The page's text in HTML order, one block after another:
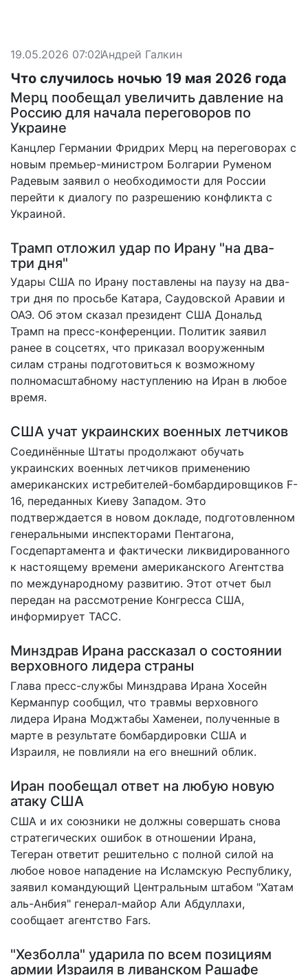
19.05.2026 07:02Андрей Галкин
Что случилось ночью 19 мая 2026 года
Мерц пообещал увеличить давление на
Россию для начала переговоров по
Украине
Канцлер Германии Фридрих Мерц на переговорах с
новым премьер-министром Болгарии Руменом
Радевым заявил о необходимости для России
перейти к диалогу по разрешению конфликта с
Украиной.
Трамп отложил удар по Ирану "на два-
три дня"
Удары США по Ирану поставлены на паузу на два-
три дня по просьбе Катара, Саудовской Аравии и
ОАЭ. Об этом сказал президент США Дональд
Трамп на пресс-конференции. Политик заявил
ранее в соцсетях, что приказал вооруженным
силам страны подготовиться к возможному
полномасштабному наступлению на Иран в любое
время.
США учат украинских военных летчиков
Соединённые Штаты продолжают обучать
украинских военных летчиков применению
американских истребителей-бомбардировщиков F-
16, переданных Киеву Западом. Это
подтверждается в новом докладе, подготовленном
генеральными инспекторами Пентагона,
Госдепартамента и фактически ликвидированного
к настоящему времени американского Агентства
по международному развитию. Этот отчет был
передан на рассмотрение Конгресса США,
информирует ТАСС.
Минздрав Ирана рассказал о состоянии
верховного лидера страны
Глава пресс-службы Минздрава Ирана Хосейн
Керманпур сообщил, что травмы верховного
лидера Ирана Моджтабы Хаменеи, полученные в
марте в результате бомбардировки США и
Израиля, не повлияли на его внешний облик.
Иран пообещал ответ на любую новую
атаку США
США и их союзники не должны совершать снова
стратегических ошибок в отношении Ирана,
Тегеран ответит решительно с полной силой на
любое новое нападение на Исламскую Республику,
заявил командующий Центральным штабом "Хатам
аль-Анбия" генерал-майор Али Абдуллахи,
сообщает агентство Fars.
"Хезболла" ударила по всем позициям
армии Израиля в ливанском Рашафе